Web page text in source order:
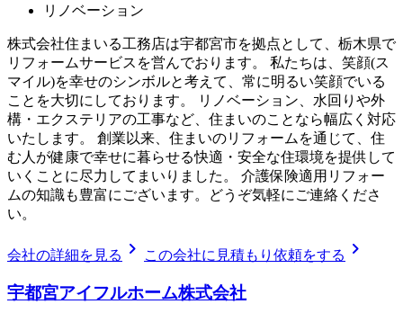
リノベーション
株式会社住まいる工務店は宇都宮市を拠点として、栃木県で
リフォームサービスを営んでおります。 私たちは、笑顔(ス
マイル)を幸せのシンボルと考えて、常に明るい笑顔でいる
ことを大切にしております。 リノベーション、水回りや外
構・エクステリアの工事など、住まいのことなら幅広く対応
いたします。 創業以来、住まいのリフォームを通じて、住
む人が健康で幸せに暮らせる快適・安全な住環境を提供して
いくことに尽力してまいりました。 介護保険適用リフォー
ムの知識も豊富にございます。どうぞ気軽にご連絡くださ
い。
会社の詳細を見る chevron_right この会社に見積もり依頼をする chevron_right
宇都宮アイフルホーム株式会社